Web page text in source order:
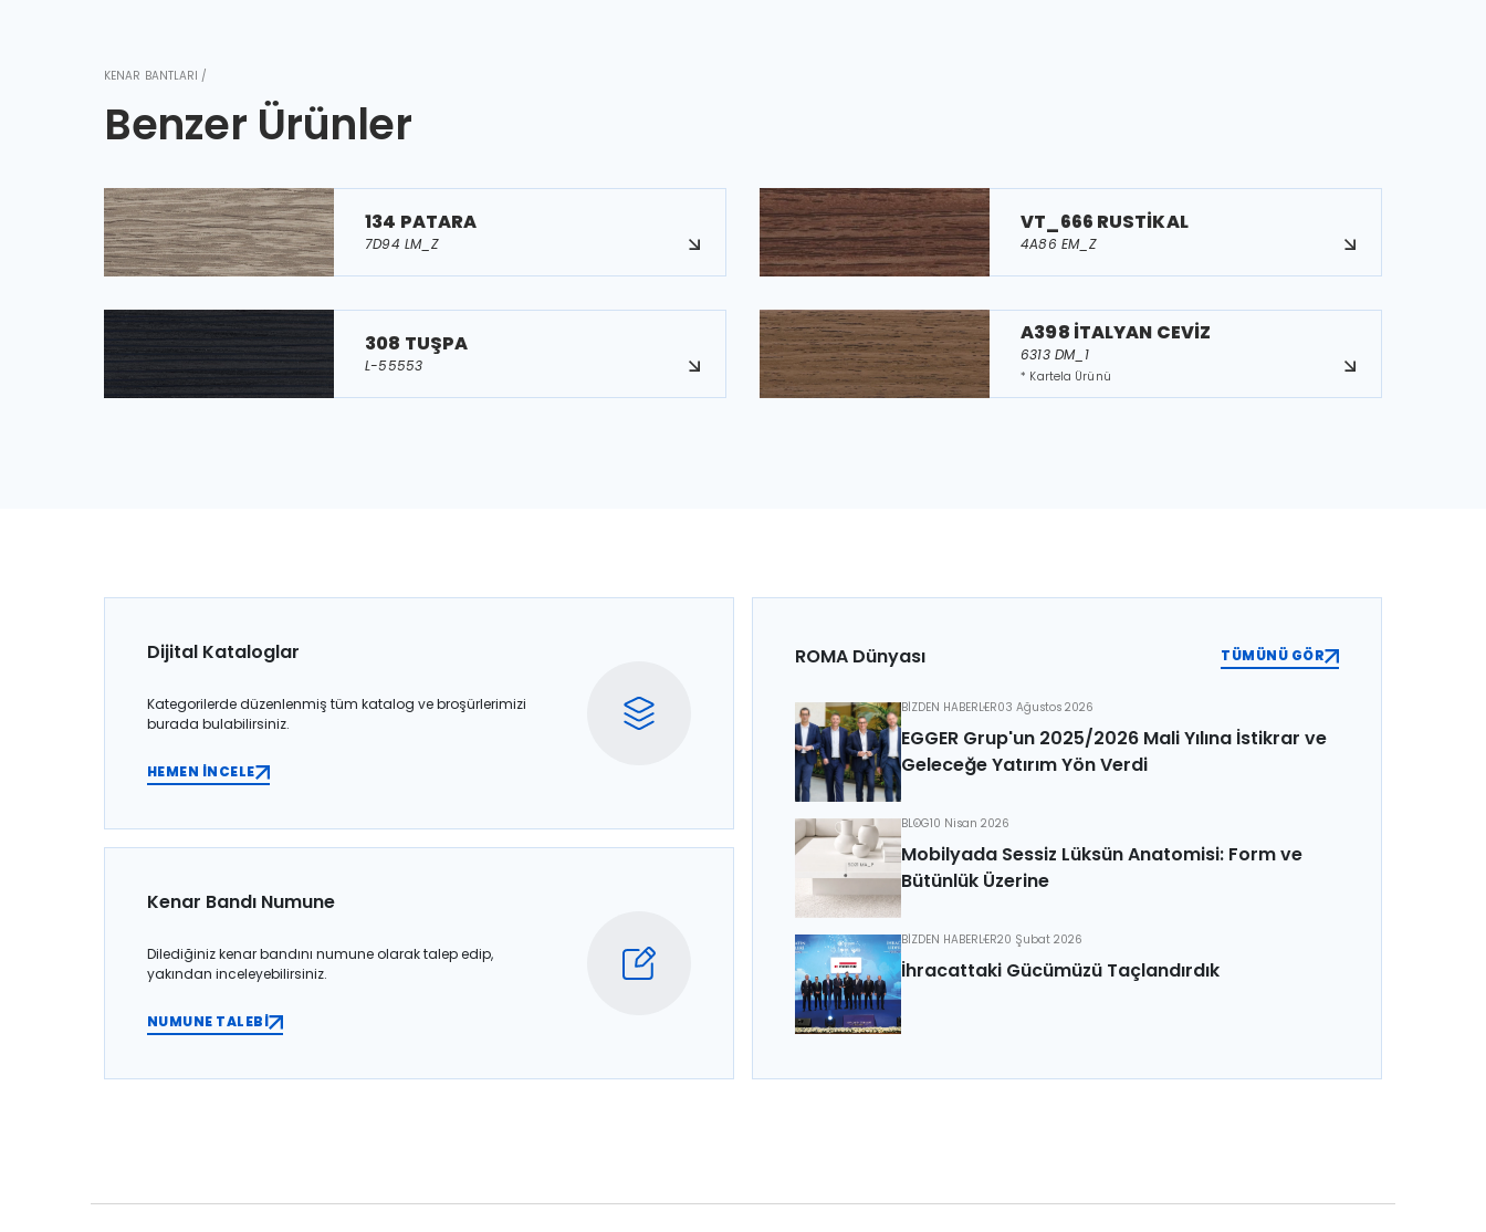
KENAR BANTLARI /
Benzer Ürünler
134 PATARA
7D94 LM_Z
VT_666 RUSTİKAL
4A86 EM_Z
308 TUŞPA
L-55553
A398 İTALYAN CEVİZ
6313 DM_1
* Kartela Ürünü
Dijital Kataloglar
Kategorilerde düzenlenmiş tüm katalog ve broşürlerimizi
burada bulabilirsiniz.
HEMEN İNCELE
Kenar Bandı Numune
Dilediğiniz kenar bandını numune olarak talep edip,
yakından inceleyebilirsiniz.
NUMUNE TALEBİ
ROMA Dünyası TÜMÜNÜ GÖR
BİZDEN HABERLER03 Ağustos 2026
EGGER Grup'un 2025/2026 Mali Yılına İstikrar ve
Geleceğe Yatırım Yön Verdi
BLOG10 Nisan 2026
Mobilyada Sessiz Lüksün Anatomisi: Form ve
Bütünlük Üzerine
BİZDEN HABERLER20 Şubat 2026
İhracattaki Gücümüzü Taçlandırdık